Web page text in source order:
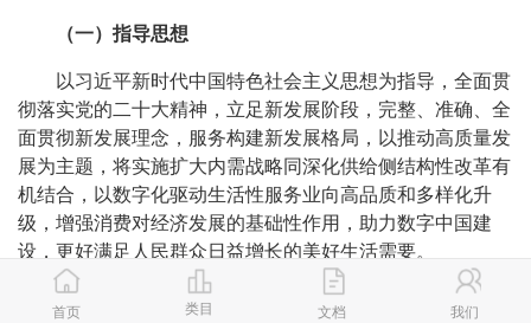
（一）指导思想
以习近平新时代中国特色社会主义思想为指导，全面贯
彻落实党的二十大精神，立足新发展阶段，完整、准确、全
面贯彻新发展理念，服务构建新发展格局，以推动高质量发
展为主题，将实施扩大内需战略同深化供给侧结构性改革有
机结合，以数字化驱动生活性服务业向高品质和多样化升
级，增强消费对经济发展的基础性作用，助力数字中国建
设，更好满足人民群众日益增长的美好生活需要。
（二）基本原则
首页 类目 文档 我们